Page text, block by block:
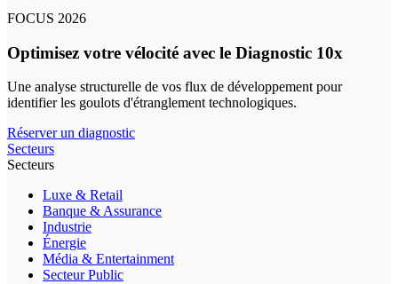
FOCUS 2026
Optimisez votre vélocité avec le Diagnostic 10x
Une analyse structurelle de vos flux de développement pour
identifier les goulots d'étranglement technologiques.
Réserver un diagnostic
Secteurs
Secteurs
Luxe & Retail
Banque & Assurance
Industrie
Énergie
Média & Entertainment
Secteur Public